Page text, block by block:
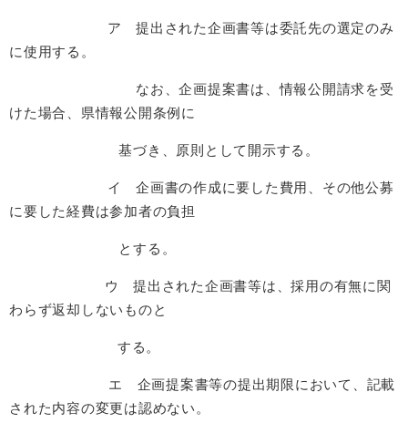
ア 提出された企画書等は委託先の選定のみ
に使用する。
なお、企画提案書は、情報公開請求を受
けた場合、県情報公開条例に
基づき、原則として開示する。
イ 企画書の作成に要した費用、その他公募
に要した経費は参加者の負担
とする。
ウ 提出された企画書等は、採用の有無に関
わらず返却しないものと
する。
エ 企画提案書等の提出期限において、記載
された内容の変更は認めない。